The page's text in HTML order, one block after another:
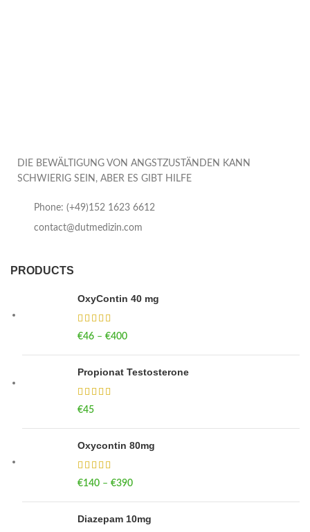
DIE BEWÄLTIGUNG VON ANGSTZUSTÄNDEN KANN
SCHWIERIG SEIN, ABER ES GIBT HILFE
Phone: (+49)152 1623 6612
contact@dutmedizin.com
PRODUCTS
OxyContin 40 mg
€46 – €400
Propionat Testosterone
€45
Oxycontin 80mg
€140 – €390
Diazepam 10mg